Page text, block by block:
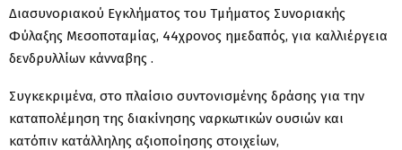
Διασυνοριακού Εγκλήματος του Τμήματος Συνοριακής
Φύλαξης Μεσοποταμίας, 44χρονος ημεδαπός, για καλλιέργεια
δενδρυλλίων κάνναβης .
Συγκεκριμένα, στο πλαίσιο συντονισμένης δράσης για την
καταπολέμηση της διακίνησης ναρκωτικών ουσιών και
κατόπιν κατάλληλης αξιοποίησης στοιχείων,